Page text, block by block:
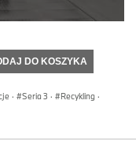
DO KOSZYKA
· Seria 3 · Recykling ·